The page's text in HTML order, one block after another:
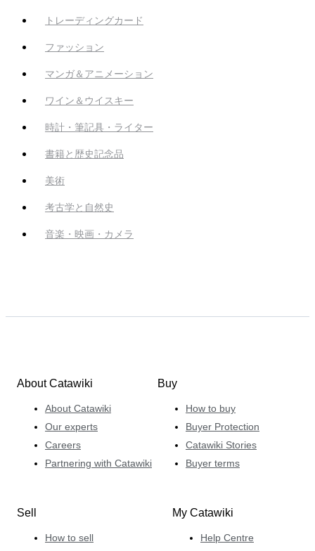
トレーディングカード
ファッション
マンガ＆アニメーション
ワイン＆ウイスキー
時計・筆記具・ライター
書籍と歴史記念品
美術
考古学と自然史
音楽・映画・カメラ
About Catawiki
About Catawiki
Our experts
Careers
Partnering with Catawiki
Buy
How to buy
Buyer Protection
Catawiki Stories
Buyer terms
Sell
How to sell
My Catawiki
Help Centre